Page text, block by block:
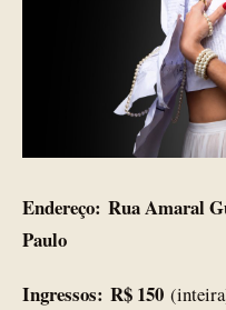
Endereço: Rua Amaral
Paulo
Ingressos: R$ 150